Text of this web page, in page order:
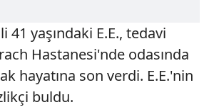
41 yaşındaki E.E., tedavi
Hastanesi'nde odasında
hayatına son verdi. E.E.'nin
buldu.